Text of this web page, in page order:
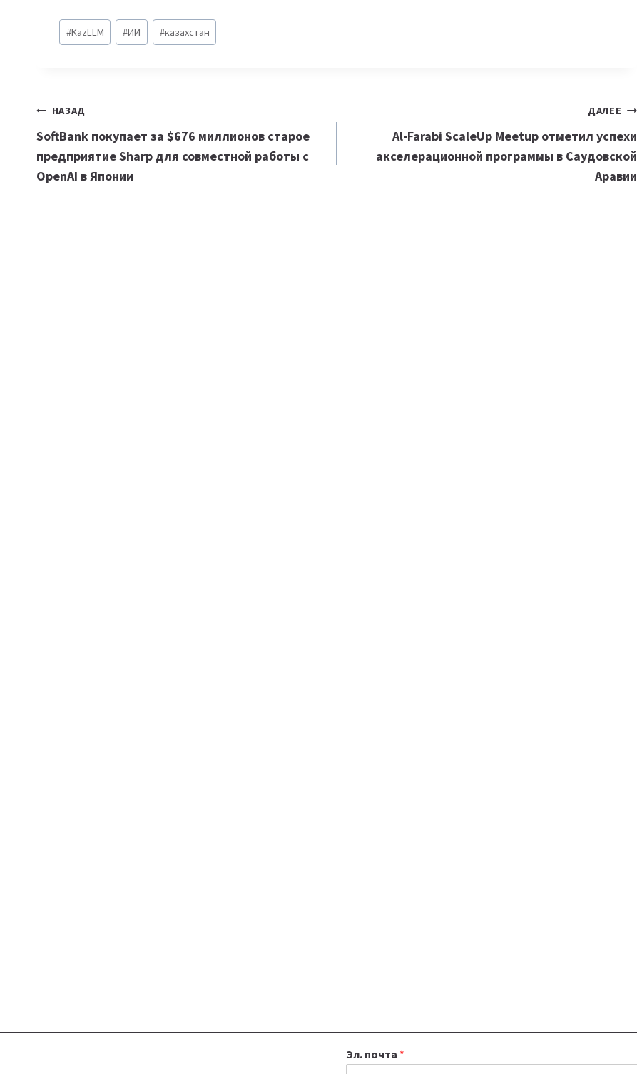
Метки
записи:
#KazLLM #ИИ #казахстан
Навигация
по
записям
НАЗАД
SoftBank покупает за $676 миллионов старое
предприятие Sharp для совместной работы с
OpenAI в Японии
ДАЛЕЕ
Al-Farabi ScaleUp Meetup отметил успехи
акселерационной программы в Саудовской
Аравии
Эл. почта *